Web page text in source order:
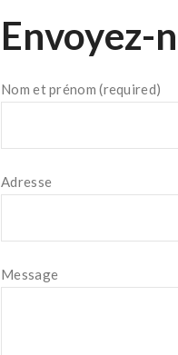
Envoyez-
Nom et prénom (required)
Adresse
Message